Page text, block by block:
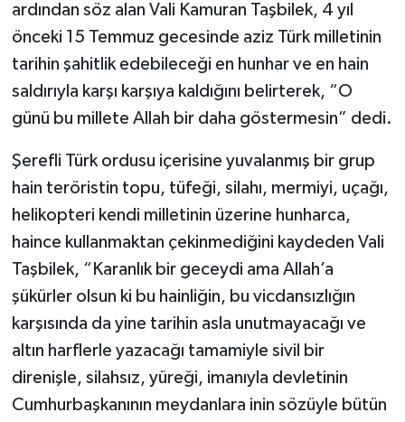
ardından söz alan Vali Kamuran Taşbilek, 4 yıl
önceki 15 Temmuz gecesinde aziz Türk milletinin
tarihin şahitlik edebileceği en hunhar ve en hain
saldırıyla karşı karşıya kaldığını belirterek, “O
günü bu millete Allah bir daha göstermesin” dedi.
Şerefli Türk ordusu içerisine yuvalanmış bir grup
hain teröristin topu, tüfeği, silahı, mermiyi, uçağı,
helikopteri kendi milletinin üzerine hunharca,
haince kullanmaktan çekinmediğini kaydeden Vali
Taşbilek, “Karanlık bir geceydi ama Allah’a
şükürler olsun ki bu hainliğin, bu vicdansızlığın
karşısında da yine tarihin asla unutmayacağı ve
altın harflerle yazacağı tamamiyle sivil bir
direnişle, silahsız, yüreği, imanıyla devletinin
Cumhurbaşkanının meydanlara inin sözüyle bütün